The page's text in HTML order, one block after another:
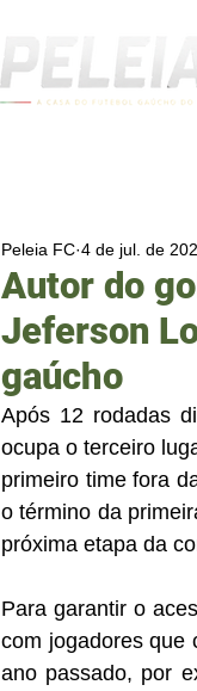
Autor do
Jeferson
gaúcho
Peleia FC 4 de jul. de
Após 12 rodadas
ocupa o terceiro
primeiro time fora
o término da
próxima etapa da
Para garantir o
com jogadores que
ano passado, por